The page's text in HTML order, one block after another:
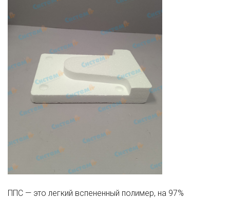
ППС — это легкий вспененный полимер, на 97%